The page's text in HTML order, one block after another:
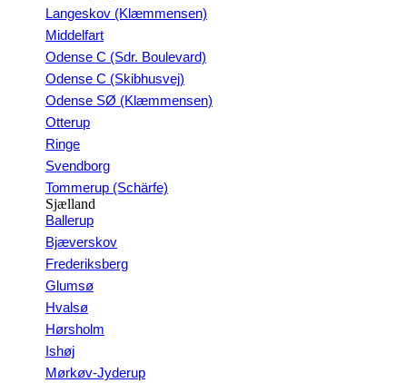
Langeskov (Klæmmensen)
Middelfart
Odense C (Sdr. Boulevard)
Odense C (Skibhusvej)
Odense SØ (Klæmmensen)
Otterup
Ringe
Svendborg
Tommerup (Schärfe)
Sjælland
Ballerup
Bjæverskov
Frederiksberg
Glumsø
Hvalsø
Hørsholm
Ishøj
Mørkøv-Jyderup